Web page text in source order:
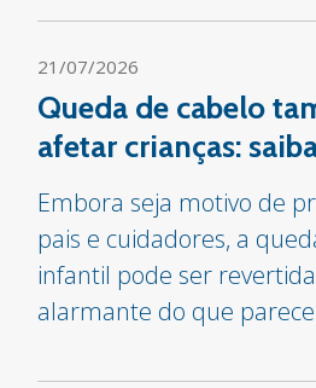
21/07/2026
Queda de cabelo
afetar crianças:
Embora seja motivo de
pais e cuidadores, a
infantil pode ser
alarmante do que parece